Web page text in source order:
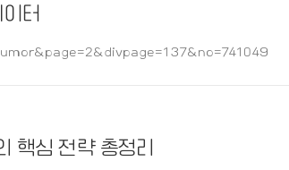
터
핵심 전략 총정리